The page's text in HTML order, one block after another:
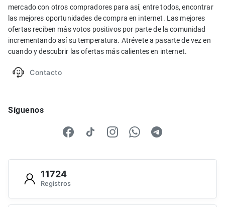
mercado con otros compradores para así, entre todos, encontrar
las mejores oportunidades de compra en internet. Las mejores
ofertas reciben más votos positivos por parte de la comunidad
incrementando así su temperatura. Atrévete a pasarte de vez en
cuando y descubrir las ofertas más calientes en internet.
Contacto
Síguenos
11724
Registros